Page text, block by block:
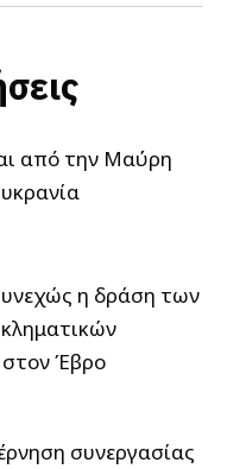
από την Μαύρη
η δράση των
Έβρο
συνεργασίας